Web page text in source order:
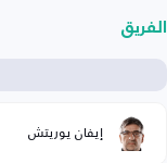
الفريق
إيفان يوريتش